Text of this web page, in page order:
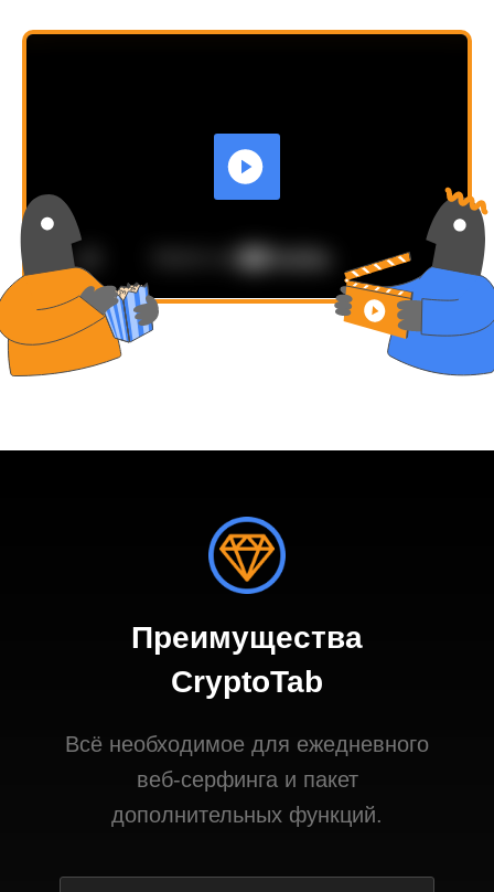
Преимущества
CryptoTab
Всё необходимое для ежедневного
веб-серфинга и пакет
дополнительных функций.